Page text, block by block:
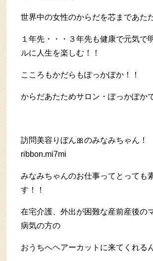
世界中の女性のからだを芯まであた
１年先・・・３年先も健康で元気で
ルに人生を楽しむ！！
こころもかだらもぽっかぽか！！
からだあたためサロン・ぽっかぽか
訪問美容りぼん🎀のみなみちゃん
ribbon.mi7mi
みなみちゃんのお仕事ってとっても
す！！
在宅介護、外出が困難な産前産後の
病気の方の
おうちへヘアーカットに来てくれる